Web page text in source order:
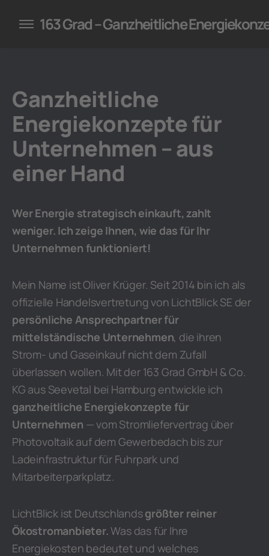
für Unternehmen
163 Grad – Ganzheitliche
Ganzheitliche
Energiekonzepte für
Unternehmen – aus
einer Hand
Wer Energie strategisch einkauft, zahlt
weniger. Ich zeige Ihnen, wie das für Ihr
Unternehmen funktioniert!
Mein Name ist Oliver Krüger. Seit 2014 bin ich als
offizielle Handelsvertretung von LichtBlick SE der
persönliche Ansprechpartner für
mittelständische Unternehmen, die ihren
Strom- und Gaseinkauf nicht dem Zufall
überlassen wollen. Mit der 163 Grad GmbH & Co.
KG aus Seevetal bei Hamburg entwickle ich
ganzheitliche Energiekonzepte für
Unternehmen — vom Stromliefervertrag über
Photovoltaik auf dem Gewerbedach bis zur
Ladeinfrastruktur für Fuhrpark und
Mitarbeiterparkplatz.
LichtBlick ist Deutschlandsgrößter reiner
Ökostromanbieter.Was das für Ihre
Energiekosten bedeutet und welches